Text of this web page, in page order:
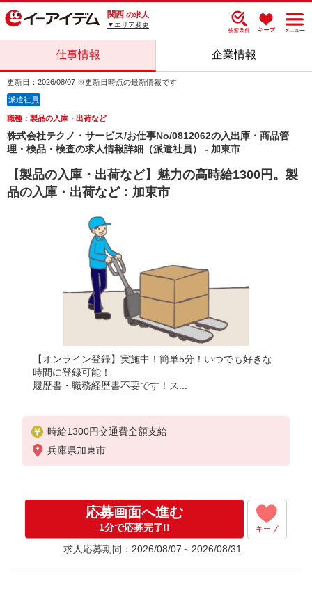
関西 の求人
▼エリア変更
仕事情報 企業情報
更新日：2026/08/07 ※更新日時点の最新情報です
派遣社員
職種：製品の入庫・出荷など
株式会社テクノ・サービス/お仕事No/0812062の入出庫・商品管
理・検品・検査の求人情報詳細（派遣社員） - 加東市
【製品の入庫・出荷など】魅力の高時給1300円。製
品の入庫・出荷など：加東市
【オンライン登録】実施中！簡単5分！いつでも好きな
時間に登録可能！
履歴書・職務経歴書不要です！ス...
時給1300円交通費全額支給
兵庫県加東市
応募画面へ進む
1分で応募完了!! キープ
求人応募期間：2026/08/07～2026/08/31